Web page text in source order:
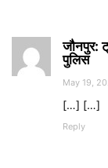
जौनपुर:
पुलिस
May 19,
[…] […]
Reply